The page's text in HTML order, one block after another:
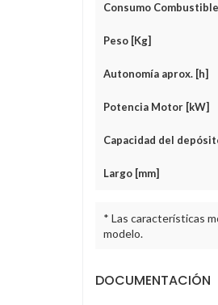
Consumo
Peso [Kg]
Autonomía aprox. [h]
Potencia Motor [kW]
Capacidad del
Largo [mm]
* Las características
modelo.
DOCUMENTACIÓN